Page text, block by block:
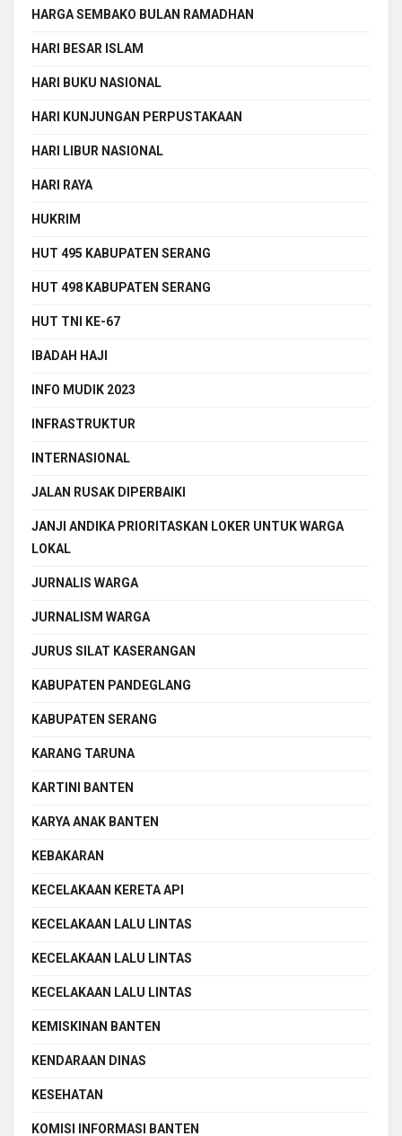
HARGA SEMBAKO BULAN RAMADHAN
HARI BESAR ISLAM
HARI BUKU NASIONAL
HARI KUNJUNGAN PERPUSTAKAAN
HARI LIBUR NASIONAL
HARI RAYA
HUKRIM
HUT 495 KABUPATEN SERANG
HUT 498 KABUPATEN SERANG
HUT TNI KE-67
IBADAH HAJI
INFO MUDIK 2023
INFRASTRUKTUR
INTERNASIONAL
JALAN RUSAK DIPERBAIKI
JANJI ANDIKA PRIORITASKAN LOKER UNTUK WARGA
LOKAL
JURNALIS WARGA
JURNALISM WARGA
JURUS SILAT KASERANGAN
KABUPATEN PANDEGLANG
KABUPATEN SERANG
KARANG TARUNA
KARTINI BANTEN
KARYA ANAK BANTEN
KEBAKARAN
KECELAKAAN KERETA API
KECELAKAAN LALU LINTAS
KECELAKAAN LALU LINTAS
KECELAKAAN LALU LINTAS
KEMISKINAN BANTEN
KENDARAAN DINAS
KESEHATAN
KOMISI INFORMASI BANTEN